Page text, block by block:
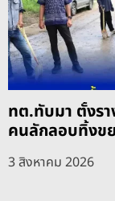
ทต.ทับมา ตั้งรา
คนลักลอบทิ้งข
3 สิงหาคม 2026